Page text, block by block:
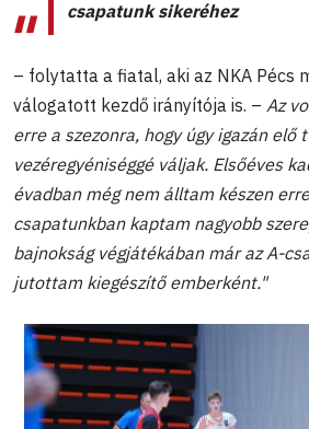
csapatunk sikeréhez
– folytatta a fiatal, aki az NKA Pécs
válogatott kezdő irányítója is. – Az
erre a szezonra, hogy úgy igazán elő
vezéregyéniséggé váljak. Elsőéves
évadban még nem álltam készen
csapatunkban kaptam nagyobb
bajnokság végjátékában már az A-
jutottam kiegészítő emberként."